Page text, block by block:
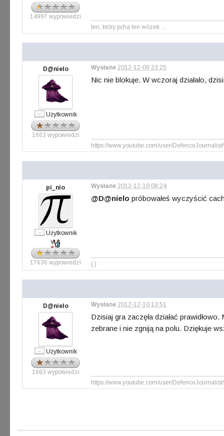
14997 wypowiedzi
ten, który pcha ten wózek ...
D@nielo
Użytkownik
1663 wypowiedzi
Wysłane 2012-12-09 23:25
Nic nie blokuje. W wczoraj działało,
https://www.youtube.com/user/
pi_nio
Użytkownik
17636 wypowiedzi
Wysłane 2012-12-10 08:24
@D@nielo próbowałeś wyczyścić
(.)
D@nielo
Użytkownik
1663 wypowiedzi
Wysłane 2012-12-10 13:51
Dzisiaj gra zaczęła działać
zebrane i nie zgniją na polu. Dziękuje
https://www.youtube.com/user/